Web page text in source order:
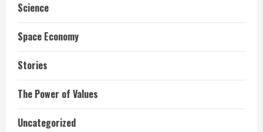
Science
Space Economy
Stories
The Power of Values
Uncategorized